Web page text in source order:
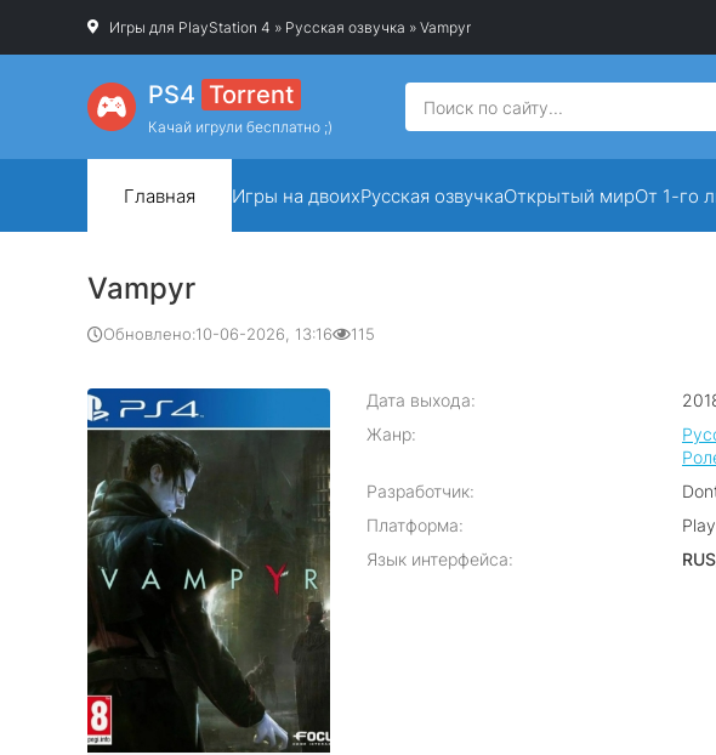
Игры для PlayStation 4 » Русская озвучка » Vampyr
PS4 Torrent
Качай игрули бесплатно ;)
Главная Игры на двоихРусская озвучкаОткрытый мирОт 1-го
Vampyr
Обновлено:10-06-2026, 13:16 115
Дата выхода:
Жанр:
Разработчик:
Платформа:
Язык интерфейса: